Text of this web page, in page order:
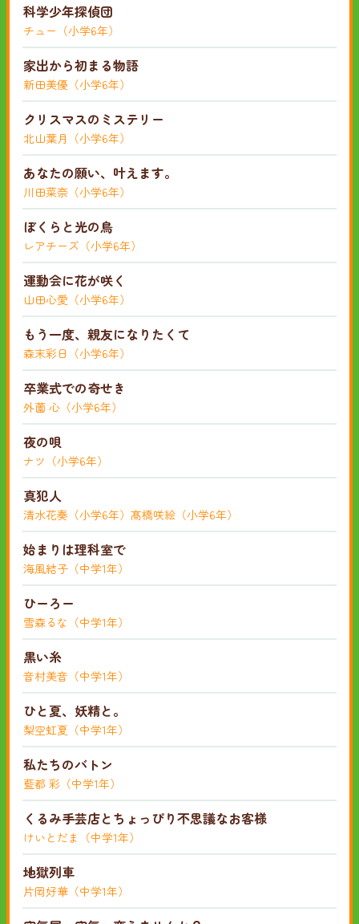
科学少年探偵団
チュー（小学6年）
家出から初まる物語
新田美優（小学6年）
クリスマスのミステリー
北山葉月（小学6年）
あなたの願い、叶えます。
川田菜奈（小学6年）
ぼくらと光の鳥
レアチーズ（小学6年）
運動会に花が咲く
山田心愛（小学6年）
もう一度、親友になりたくて
森末彩日（小学6年）
卒業式での奇せき
外薗 心（小学6年）
夜の唄
ナツ（小学6年）
真犯人
清水花奏（小学6年）髙橋咲絵（小学6年）
始まりは理科室で
海風結子（中学1年）
ひーろー
雪森るな（中学1年）
黒い糸
音村美音（中学1年）
ひと夏、妖精と。
梨空虹夏（中学1年）
私たちのバトン
藍都 彩（中学1年）
くるみ手芸店とちょっぴり不思議なお客様
けいとだま（中学1年）
地獄列車
片岡好華（中学1年）